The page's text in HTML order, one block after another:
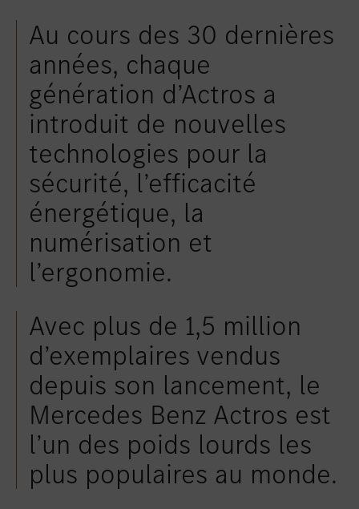
Au cours des 30 dernières
années, chaque
génération d’Actros a
introduit de nouvelles
technologies pour la
sécurité, l’efficacité
énergétique, la
numérisation et
l’ergonomie.
Avec plus de 1,5 million
d’exemplaires vendus
depuis son lancement, le
Mercedes Benz Actros est
l’un des poids lourds les
plus populaires au monde.